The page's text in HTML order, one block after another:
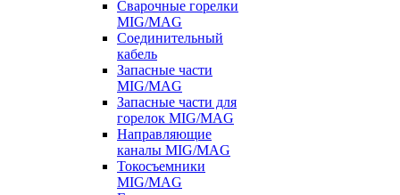
Сварочные горелки
MIG/MAG
Соединительный
кабель
Запасные части
MIG/MAG
Запасные части для
горелок MIG/MAG
Направляющие
каналы MIG/MAG
Токосъемники
MIG/MAG